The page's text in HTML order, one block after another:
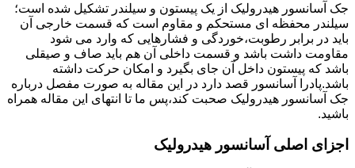
جک آسانسور هیدرولیک از یک پیستون و سیلندر تشکیل شده است؛
سیلندر محفظه ای مستحکم و مقاوم است که قسمت خارجی آن
باید در برابر رطوبت،خوردگی و فشارهایی که وارد می شود
مقاومت داشت باشد و قسمت داخلی آن هم باید صاف و صیقلی
باشد که پیستون داخل آن جای بگیرد و امکان حرکت داشته
باشد.پادرا آسانسور قصد دارد در این مقاله به صورت مفصل درباره
جک آسانسور هیدرولیک صحبت کند،پس ما تا انتهای این مقاله همراه
باشید.
اجزای اصلی آسانسور هیدرولیک